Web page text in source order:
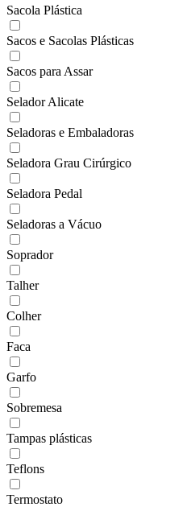
Sacola Plástica
Sacos e Sacolas Plásticas
Sacos para Assar
Selador Alicate
Seladoras e Embaladoras
Seladora Grau Cirúrgico
Seladora Pedal
Seladoras a Vácuo
Soprador
Talher
Colher
Faca
Garfo
Sobremesa
Tampas plásticas
Teflons
Termostato